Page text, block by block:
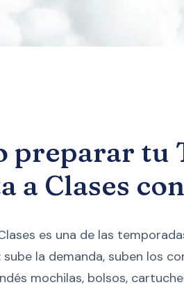
preparar tu
a Clases
es una de las
sube la demanda, suben los
mochilas, bolsos,